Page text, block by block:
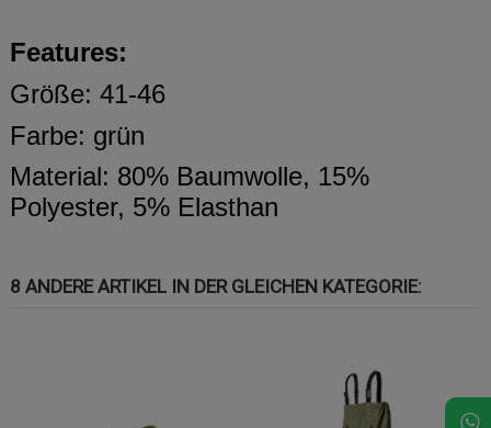
Features:
Größe: 41-46
Farbe: grün
Material: 80% Baumwolle, 15%
Polyester, 5% Elasthan
8 ANDERE ARTIKEL IN DER GLEICHEN KATEGORIE: